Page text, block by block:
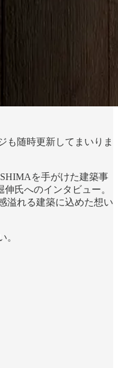
も随時更新してまいりま
を手がけた建築事
氏へのインタビュー。
溢れる建築に込めた想い
。